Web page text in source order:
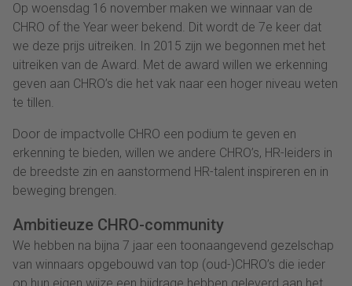
Op woensdag 16 november maken we winnaar van de
CHRO of the Year weer bekend. Dit wordt de 7e keer dat
we deze prijs uitreiken. In 2015 zijn we begonnen met het
uitreiken van de Award. Met de award willen we erkenning
geven aan CHRO’s die het vak naar een hoger niveau weten
te tillen.
Door de impactvolle CHRO een podium te geven en
erkenning te bieden, willen we andere CHRO’s, HR-leiders in
de breedste zin en aanstormend HR-talent inspireren en in
beweging brengen.
Ambitieuze CHRO-community
We hebben na bijna 7 jaar een toonaangevend gezelschap
van winnaars opgebouwd van top (oud-)CHRO’s die ieder